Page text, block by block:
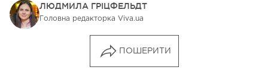
ЛЮДМИЛА ГРІЦФЕЛЬДТ
Головна редакторка Viva.ua
ПОШЕРИТИ